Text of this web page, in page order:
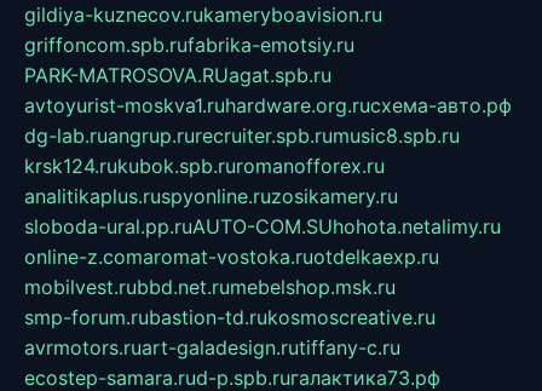
gildiya-kuznecov.rukameryboavision.ru
griffoncom.spb.rufabrika-emotsiy.ru
PARK-MATROSOVA.RUagat.spb.ru
avtoyurist-moskva1.ruhardware.org.ruсхема-авто.рф
dg-lab.ruangrup.rurecruiter.spb.rumusic8.spb.ru
krsk124.rukubok.spb.ruromanofforex.ru
analitikaplus.ruspyonline.ruzosikamery.ru
sloboda-ural.pp.ruAUTO-COM.SUhohota.netalimy.ru
online-z.comaromat-vostoka.ruotdelkaexp.ru
mobilvest.rubbd.net.rumebelshop.msk.ru
smp-forum.rubastion-td.rukosmoscreative.ru
avrmotors.ruart-galadesign.rutiffany-c.ru
ecostep-samara.rud-p.spb.ruгалактика73.рф